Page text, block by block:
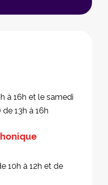
à 16h et le samedi
13h à 16h
10h à 12h et de